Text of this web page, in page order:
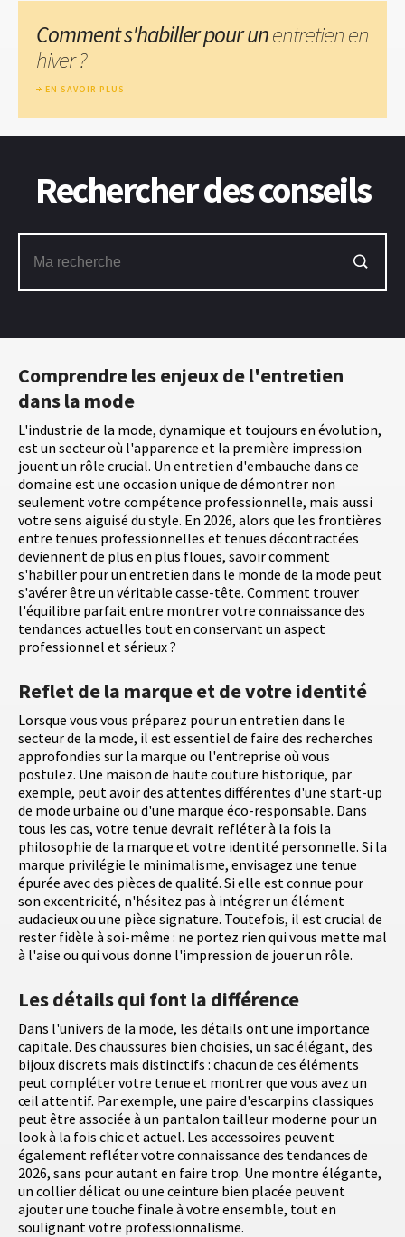
Comprendre les enjeux de l'entretien
dans la mode
L'industrie de la mode, dynamique et toujours en évolution,
est un secteur où l'apparence et la première impression
jouent un rôle crucial. Un entretien d'embauche dans ce
domaine est une occasion unique de démontrer non
seulement votre compétence professionnelle, mais aussi
votre sens aiguisé du style. En 2026, alors que les frontières
entre tenues professionnelles et tenues décontractées
deviennent de plus en plus floues, savoir comment
s'habiller pour un entretien dans le monde de la mode peut
s'avérer être un véritable casse-tête. Comment trouver
l'équilibre parfait entre montrer votre connaissance des
tendances actuelles tout en conservant un aspect
professionnel et sérieux ?
Reflet de la marque et de votre identité
Lorsque vous vous préparez pour un entretien dans le
secteur de la mode, il est essentiel de faire des recherches
approfondies sur la marque ou l'entreprise où vous
postulez. Une maison de haute couture historique, par
exemple, peut avoir des attentes différentes d'une start-up
de mode urbaine ou d'une marque éco-responsable. Dans
tous les cas, votre tenue devrait refléter à la fois la
philosophie de la marque et votre identité personnelle. Si la
marque privilégie le minimalisme, envisagez une tenue
épurée avec des pièces de qualité. Si elle est connue pour
son excentricité, n'hésitez pas à intégrer un élément
audacieux ou une pièce signature. Toutefois, il est crucial de
rester fidèle à soi-même : ne portez rien qui vous mette mal
à l'aise ou qui vous donne l'impression de jouer un rôle.
Les détails qui font la différence
Dans l'univers de la mode, les détails ont une importance
capitale. Des chaussures bien choisies, un sac élégant, des
bijoux discrets mais distinctifs : chacun de ces éléments
peut compléter votre tenue et montrer que vous avez un
œil attentif. Par exemple, une paire d'escarpins classiques
peut être associée à un pantalon tailleur moderne pour un
look à la fois chic et actuel. Les accessoires peuvent
également refléter votre connaissance des tendances de
2026, sans pour autant en faire trop. Une montre élégante,
un collier délicat ou une ceinture bien placée peuvent
ajouter une touche finale à votre ensemble, tout en
soulignant votre professionnalisme.
Comment s'habiller pour unentretien en
hiver ?
EN SAVOIR PLUS
Rechercher des conseils